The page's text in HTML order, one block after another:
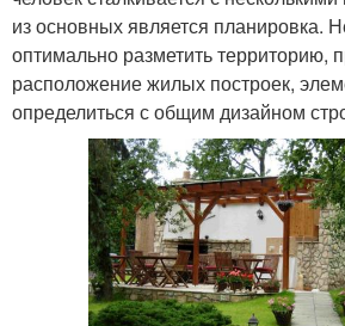
из основных является планировка.
оптимально разметить территорию,
расположение жилых построек,
определиться с общим дизайном